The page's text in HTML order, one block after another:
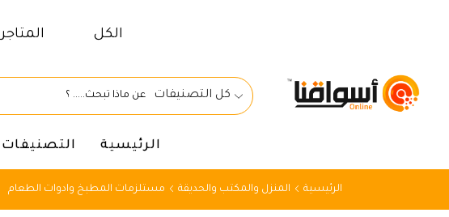
الكل المتاجر
كل التصنيفات
الرئيسية التصنيفات
الرئيسية المنزل والمكتب والحديقة مستلزمات المطبخ وادوات الطعام